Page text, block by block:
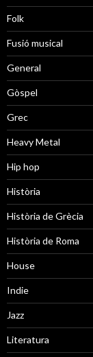
Folk
Fusió musical
General
Gòspel
Grec
Heavy Metal
Hip hop
Història
Història de Grècia
Història de Roma
House
Indie
Jazz
Literatura